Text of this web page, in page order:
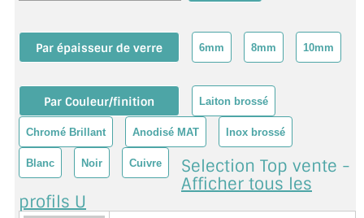
BOUTONS ET POIGNÉES
BARRES DE STABILISATION
JOINTS D'ÉTANCHÉITÉS
FIXATION GARDES CORPS
SYSTÈMES PIVOTANTS
Par épaisseur de verre 6mm 8mm 10mm
Par Couleur/finition Laiton brossé
Chromé Brillant Anodisé MAT Inox brossé
Blanc Noir Cuivre
Selection Top vente -
Afficher tous les
profils U